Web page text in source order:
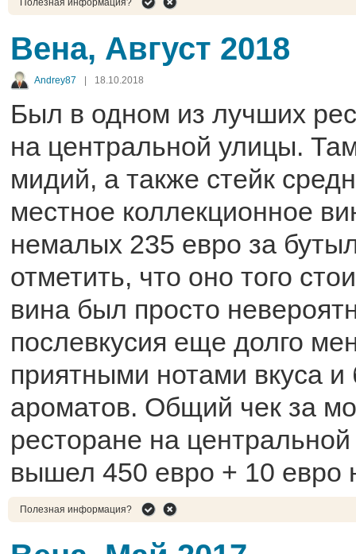
Полезная информация?
Вена, Август 2018
Andrey87 18.10.2018
Был в одном из лучших
на центральной улицы.
мидий, а также стейк
местное коллекционное
немалых 235 евро за
отметить, что оно того
вина был просто
послевкусия еще долго
приятными нотами вкуса и
ароматов. Общий чек за
ресторане на
вышел 450 евро + 10 евро
Полезная информация?